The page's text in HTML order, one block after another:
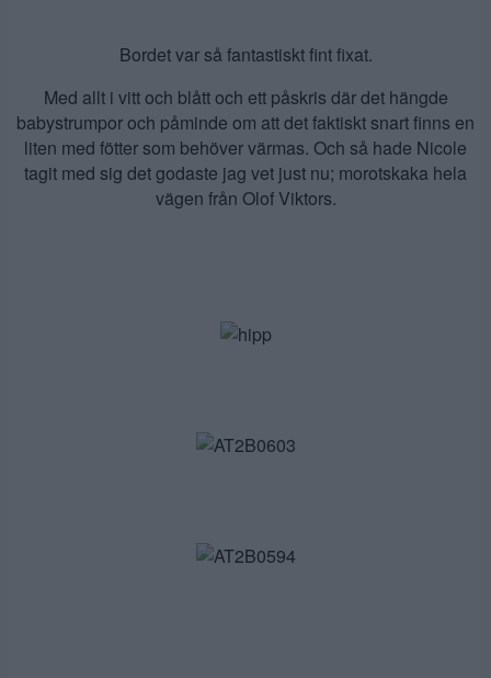
Bordet var så fantastiskt fint fixat.
Med allt i vitt och blått och ett påskris där det hängde
babystrumpor och påminde om att det faktiskt snart finns en
liten med fötter som behöver värmas. Och så hade Nicole
tagit med sig det godaste jag vet just nu; morotskaka hela
vägen från Olof Viktors.